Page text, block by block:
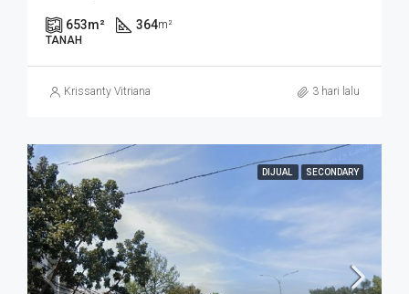
653m² 364m²
TANAH
Krissanty Vitriana 3 hari lalu
DIJUAL SECONDARY